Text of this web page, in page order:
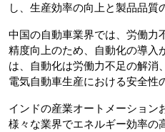
し、生産効率の向上と製品品質
中国の自動車業界では、労働力
精度向上のため、自動化の導入
は、自動化は労働力不足の解消
電気自動車生産における安全性
インドの産業オートメーション
様々な業界でエネルギー効率の